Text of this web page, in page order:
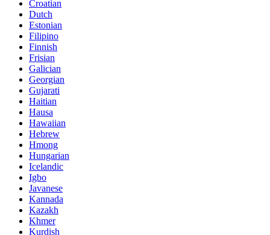
Croatian
Dutch
Estonian
Filipino
Finnish
Frisian
Galician
Georgian
Gujarati
Haitian
Hausa
Hawaiian
Hebrew
Hmong
Hungarian
Icelandic
Igbo
Javanese
Kannada
Kazakh
Khmer
Kurdish